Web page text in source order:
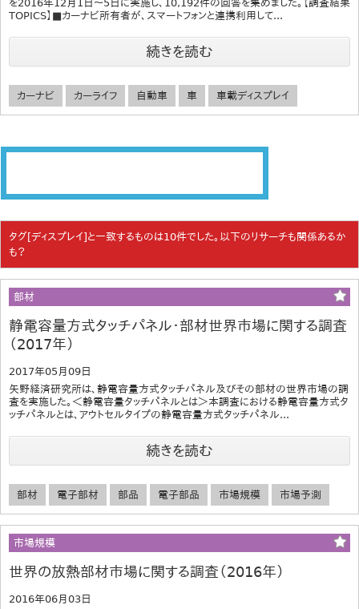
を2016年12月1日～5日に実施し、10,192件の回答を集めました。【調査結果
TOPICS】■カーナビ所有者が、スマートフォンと連携利用して...
続きを読む
カーナビ カーライフ 自動車 車 車載ディスプレイ
タグ[ディスプレイ]と一致するものは10件でした。以下のリサーチも関係あるか
も？
部材
静電容量方式タッチパネル・部材世界市場に関する調査
（2017年）
2017年05月09日
矢野経済研究所は、静電容量方式タッチパネル及びその部材の世界市場の調
査を実施した。＜静電容量タッチパネルとは＞本調査における静電容量方式タ
ッチパネルとは、アウトセルタイプの静電容量方式タッチパネル...
続きを読む
部材 電子部材 部品 電子部品 市場規模 市場予測
市場規模
世界の放熱部材市場に関する調査（2016年）
2016年06月03日